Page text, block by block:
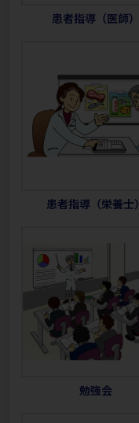
患者指導（医師）
患者指導（栄養士）
勉強会